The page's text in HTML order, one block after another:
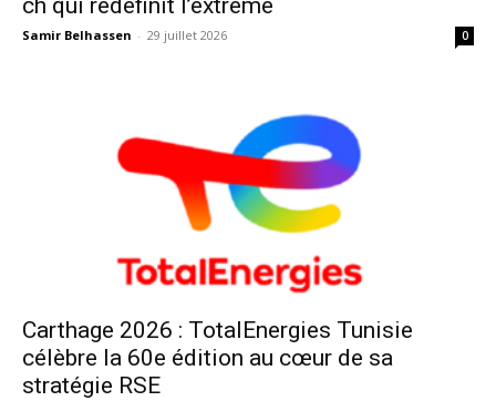
Samir Belhassen - 29 juillet 2026 0
Carthage 2026 : TotalEnergies Tunisie
célèbre la 60e édition au cœur de sa
stratégie RSE